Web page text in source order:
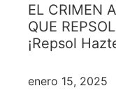
EL CRIMEN
QUE
¡Repsol
enero 15, 2025